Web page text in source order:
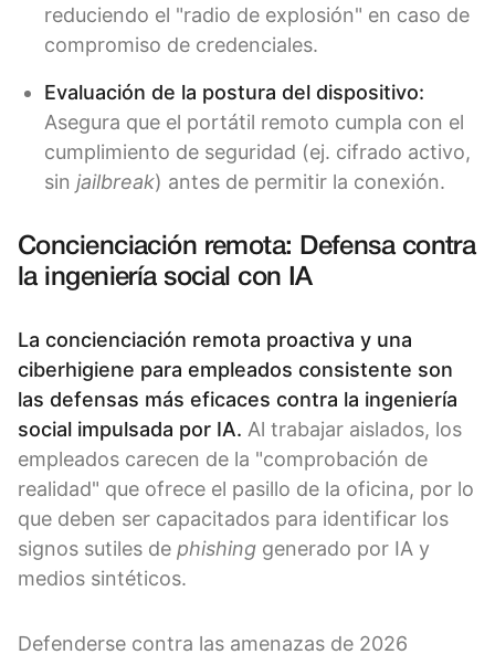
reduciendo el "radio de explosión" en caso de
compromiso de credenciales.
Evaluación de la postura del dispositivo:
Asegura que el portátil remoto cumpla con el
cumplimiento de seguridad (ej. cifrado activo,
sin jailbreak) antes de permitir la conexión.
Concienciación remota: Defensa contra
la ingeniería social con IA
La concienciación remota proactiva y una
ciberhigiene para empleados consistente son
las defensas más eficaces contra la ingeniería
social impulsada por IA. Al trabajar aislados, los
empleados carecen de la "comprobación de
realidad" que ofrece el pasillo de la oficina, por lo
que deben ser capacitados para identificar los
signos sutiles de phishing generado por IA y
medios sintéticos.
Defenderse contra las amenazas de 2026